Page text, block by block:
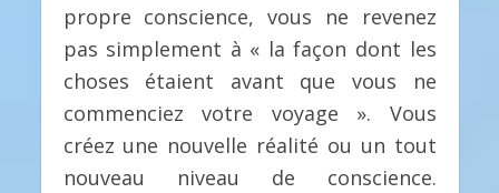
propre conscience, vous ne revenez
pas simplement à « la façon dont les
choses étaient avant que vous ne
commenciez votre voyage ». Vous
créez une nouvelle réalité ou un tout
nouveau niveau de conscience.